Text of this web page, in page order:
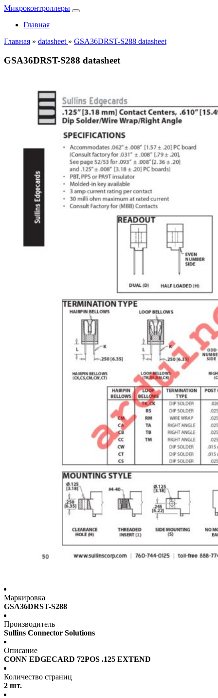
Микроконтроллеры
Главная
Главная » datasheet » GSA36DRST-S288 datasheet
GSA36DRST-S288 datasheet
Маркировка
GSA36DRST-S288
Производитель
Sullins Connector Solutions
Описание
CONN EDGECARD 72POS .125 EXTEND
Количество страниц
2 шт.